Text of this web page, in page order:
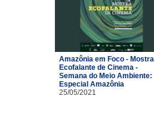
Amazônia em Foco - Mostra
Ecofalante de Cinema -
Semana do Meio Ambiente:
Especial Amazônia
25/05/2021